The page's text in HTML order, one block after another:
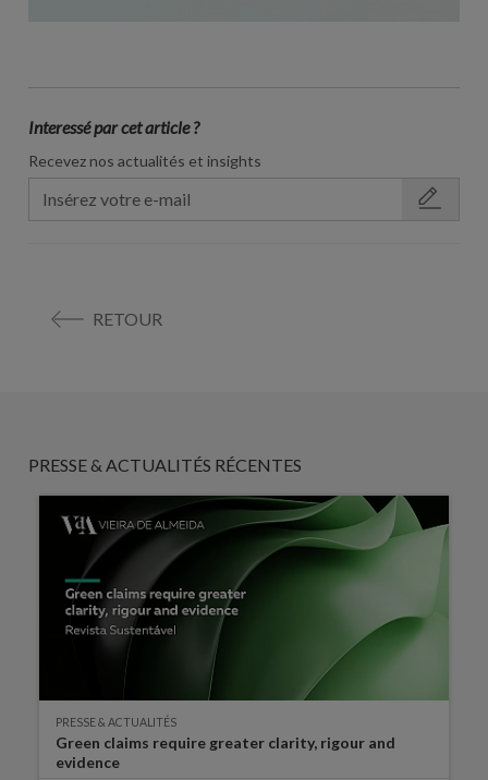
Interessé par cet article ?
Recevez nos actualités et insights
RETOUR
PRESSE & ACTUALITÉS RÉCENTES
PRESSE & ACTUALITÉS
Green claims require greater clarity, rigour and
evidence